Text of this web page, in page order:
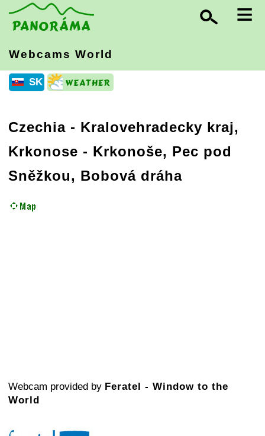
≡
Webcams World
SK
Czechia - Kralovehradecky kraj,
Krkonose - Krkonoše, Pec pod
Sněžkou, Bobová dráha
Webcam provided by Feratel - Window to the
World